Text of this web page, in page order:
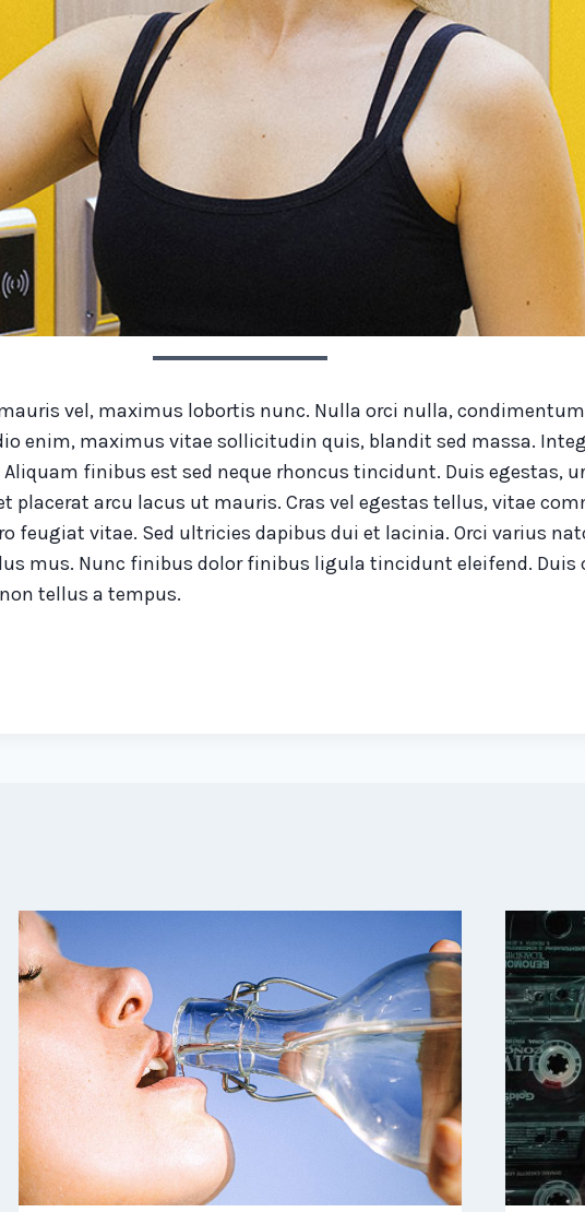
vel, maximus lobortis nunc. Nulla orci nulla,
enim, maximus vitae sollicitudin quis, blandit sed massa.
finibus est sed neque rhoncus tincidunt. Duis egestas,
placerat arcu lacus ut mauris. Cras vel egestas tellus, vitae
feugiat vitae. Sed ultricies dapibus dui et lacinia. Orci varius
mus. Nunc finibus dolor finibus ligula tincidunt eleifend.
tellus a tempus.